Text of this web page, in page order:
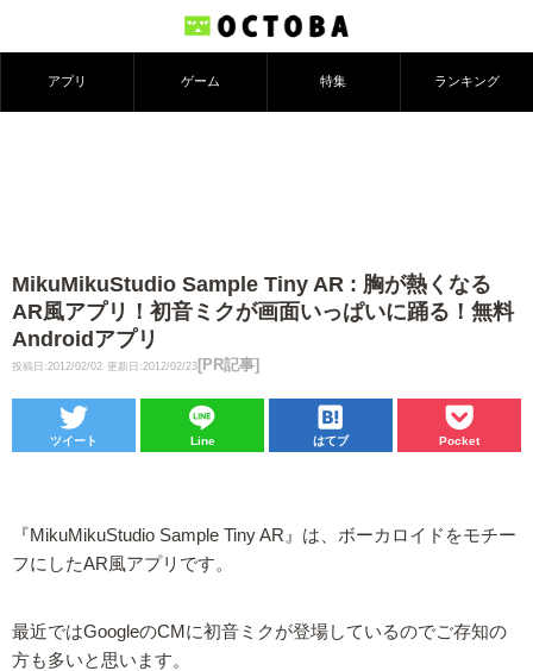
アプリ ゲーム 特集 ランキング
MikuMikuStudio Sample Tiny AR : 胸が熱くなる
AR風アプリ！初音ミクが画面いっぱいに踊る！無料
Androidアプリ
投稿日:2012/02/02 更新日:2012/02/23 [PR記事]
ツイート Line はてブ Pocket
『MikuMikuStudio Sample Tiny AR』は、ボーカロイドをモチー
フにしたAR風アプリです。
最近ではGoogleのCMに初音ミクが登場しているのでご存知の
方も多いと思います。